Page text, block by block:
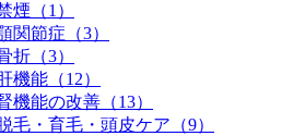
煙（1）
関節症（3）
折（3）
機能（12）
機能の改善（13）
毛・育毛・頭皮ケア（9）